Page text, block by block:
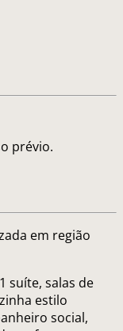
prévio.
em região
suíte, salas de
estilo
social,